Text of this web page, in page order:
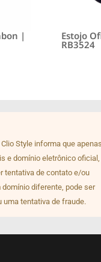
| Estojo
RB3524
Style informa que
e domínio eletrônico
tentativa de contato e/ou
diferente, pode ser
uma tentativa de fraude.